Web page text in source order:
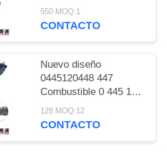
550 MOQ:1
CONTACTO
Nuevo diseño
0445120448 447
Combustible 0 445 120
448 0445120447 Para
motor de automóviles
128 MOQ:12
CONTACTO